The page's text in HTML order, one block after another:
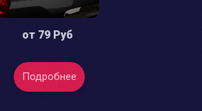
от 79 Руб
Подробнее